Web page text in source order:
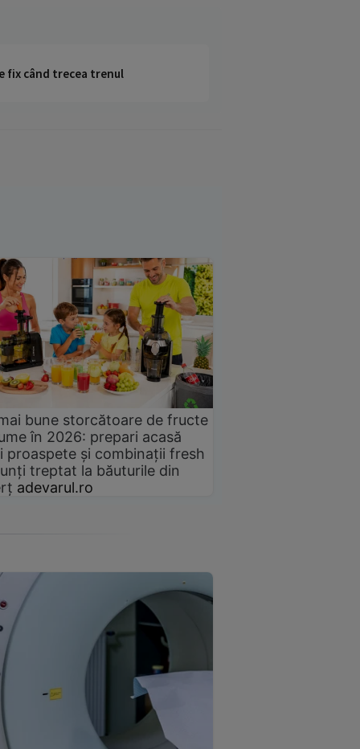
fix când trecea trenul
bune storcătoare de fructe
în 2026: prepari acasă
proaspete și combinații fresh
treptat la băuturile din
adevarul.ro